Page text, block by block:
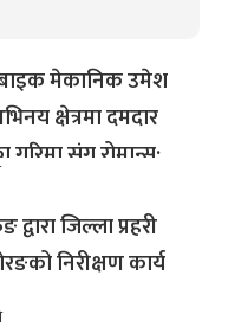
मेकानिक उमेश
क्षेत्रमा दमदार
गरिमा संग रोमान्स:
।
द्वारा जिल्ला प्रहरी
निरीक्षण कार्य